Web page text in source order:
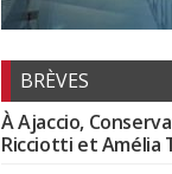
BRÈVES
À Ajaccio,
Ricciotti et Amélia